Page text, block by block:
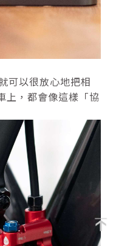
可以很放心地把相
上，都會像這樣「協